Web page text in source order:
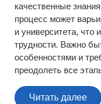
качественные
процесс может
и университета, что
трудности. Важно
особенностями и
преодолеть все
Читать далее